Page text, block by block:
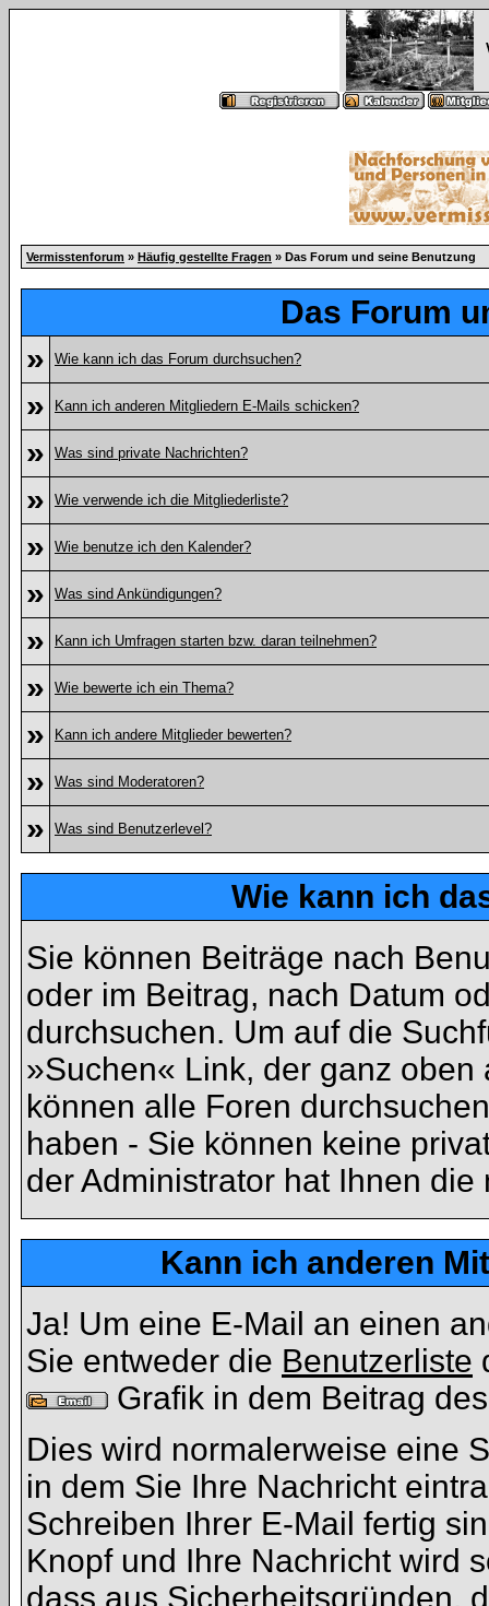
Vermisstenforum » Häufig gestellte Fragen » Das Forum und seine Benutzung
Das Forum
»
Wie kann ich das Forum durchsuchen?
» Kann ich anderen Mitgliedern E-Mails schicken?
» Was sind private Nachrichten?
» Wie verwende ich die Mitgliederliste?
» Wie benutze ich den Kalender?
» Was sind Ankündigungen?
» Kann ich Umfragen starten bzw. daran teilnehmen?
» Wie bewerte ich ein Thema?
» Kann ich andere Mitglieder bewerten?
» Was sind Moderatoren?
» Was sind Benutzerlevel?
Wie kann ich
Sie können Beiträge nach
oder im Beitrag, nach Datum
durchsuchen. Um auf die
»Suchen« Link, der ganz
können alle Foren
haben - Sie können keine
der Administrator hat Ihnen
Kann ich anderen
Ja! Um eine E-Mail an einen
Sie entweder die Benutzerliste
Grafik in dem Beitrag
Dies wird normalerweise eine
in dem Sie Ihre Nachricht
Schreiben Ihrer E-Mail fertig
Knopf und Ihre Nachricht wird
dass aus Sicherheitsgründen,